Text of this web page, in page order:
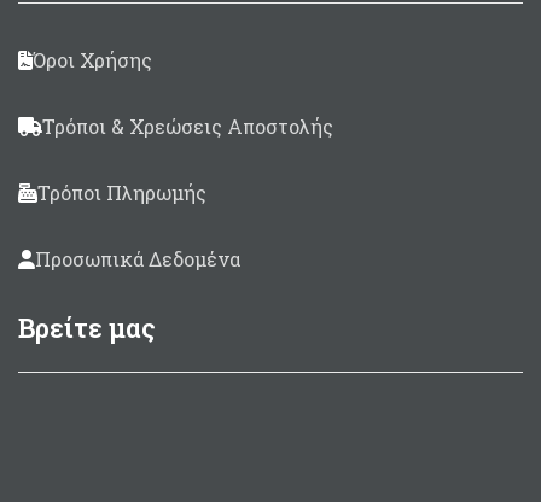
Όροι Χρήσης
Τρόποι & Χρεώσεις Αποστολής
Τρόποι Πληρωμής
Προσωπικά Δεδομένα
Βρείτε μας